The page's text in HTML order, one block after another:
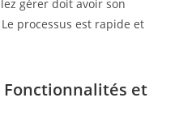
gérer doit avoir son
processus est rapide et
Fonctionnalités et